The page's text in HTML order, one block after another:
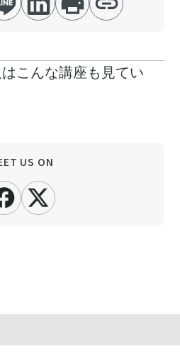
こんな講座も見てい
US ON